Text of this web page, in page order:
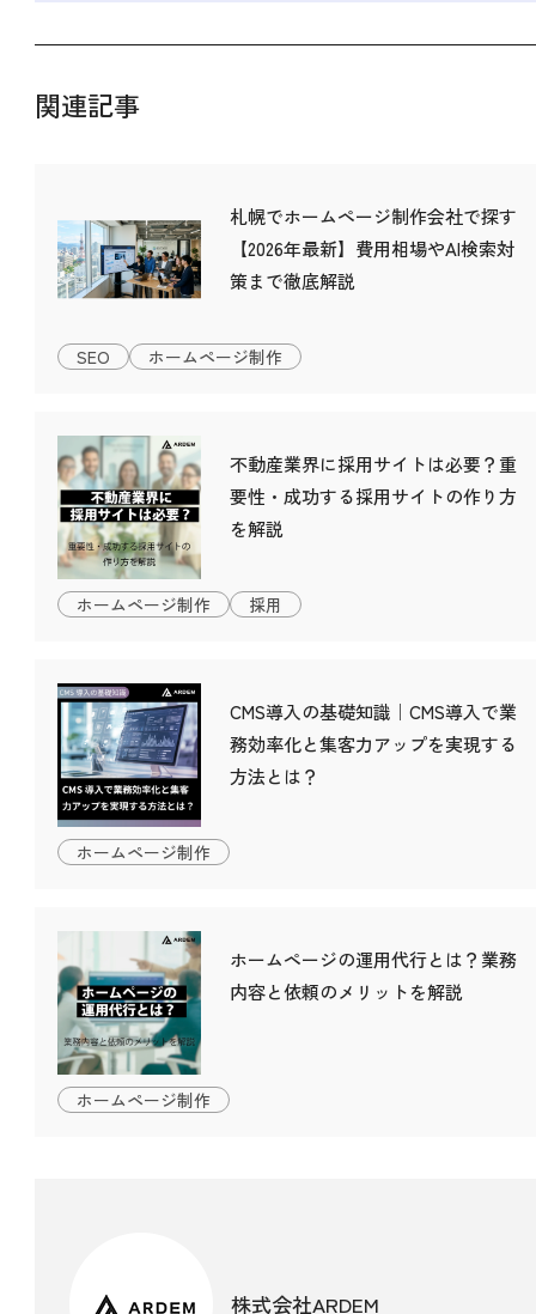
関連記事
札幌でホームページ制作会社で探す
【2026年最新】費用相場やAI検索対
策まで徹底解説
SEO ホームページ制作
不動産業界に採用サイトは必要？重
要性・成功する採用サイトの作り方
を解説
ホームページ制作 採用
CMS導入の基礎知識｜CMS導入で業
務効率化と集客力アップを実現する
方法とは？
ホームページ制作
ホームページの運用代行とは？業務
内容と依頼のメリットを解説
ホームページ制作
株式会社ARDEM